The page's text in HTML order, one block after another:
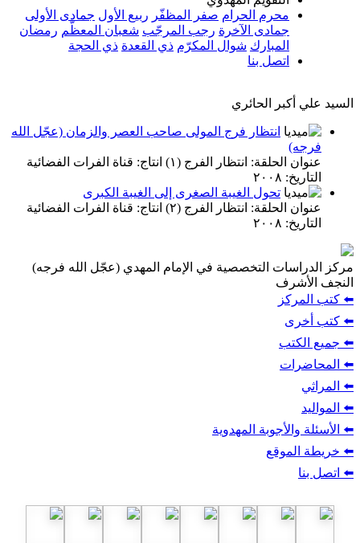
محرم الحرام صفر المظفّر ربيع الأول جمادى الأولى
جمادى الآخرة رجب المرجّب شعبان المعظّم رمضان
المبارك شوال المكرّم ذي القعدة ذي الحجة
اتصل بنا
السيد علي أكبر الحائري
انتظار فرج المولى صاحب العصر والزمان (عجّل الله
فرجه)
عنوان الحلقة: انتظار الفرج (١) انتاج: قناة الفرات الفضائية
التاريخ: ٢٠٠٨
تحول الغيبة الصغرى إلى الغيبة الكبرى
عنوان الحلقة: انتظار الفرج (٢) انتاج: قناة الفرات الفضائية
التاريخ: ٢٠٠٨
مركز الدراسات التخصصية في الإمام المهدي (عجّل الله فرجه)
النجف الأشرف
⬅️ كتب المركز
⬅️ كتب أخرى
⬅️ جميع الكتب
⬅️ المحاضرات
⬅️ المراثي
⬅️ المواليد
⬅️ الأسئلة والأجوبة المهدوية
⬅️ خريطة الموقع
⬅️ اتصل بنا